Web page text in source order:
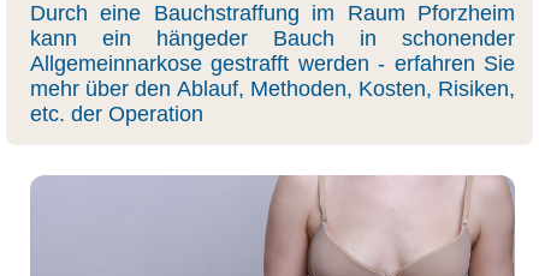
Durch eine Bauchstraffung im Raum Pforzheim
kann ein hängeder Bauch in schonender
Allgemeinnarkose gestrafft werden - erfahren Sie
mehr über den Ablauf, Methoden, Kosten, Risiken,
etc. der Operation